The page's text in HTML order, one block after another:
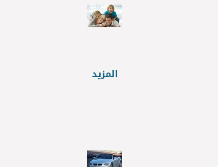
المزيد